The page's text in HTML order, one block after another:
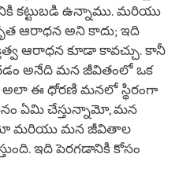
కట్టుబడి ఉన్నాము. మరియు
ఆరాధన అని కాదు; ఇది
ఆరాధన కూడా కావచ్చు. కానీ
అనేది మన జీవితంలో ఒక
అలా ఈ ధోరణి మనలో స్థిరంగా
ఏమి చేస్తున్నామో, మన
మరియు మన జీవితాల
ఇది పెరగడానికి కోసం